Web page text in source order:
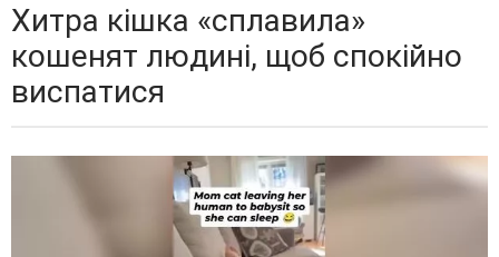
Хитра кішка «сплавила»
кошенят людині, щоб спокійно
виспатися